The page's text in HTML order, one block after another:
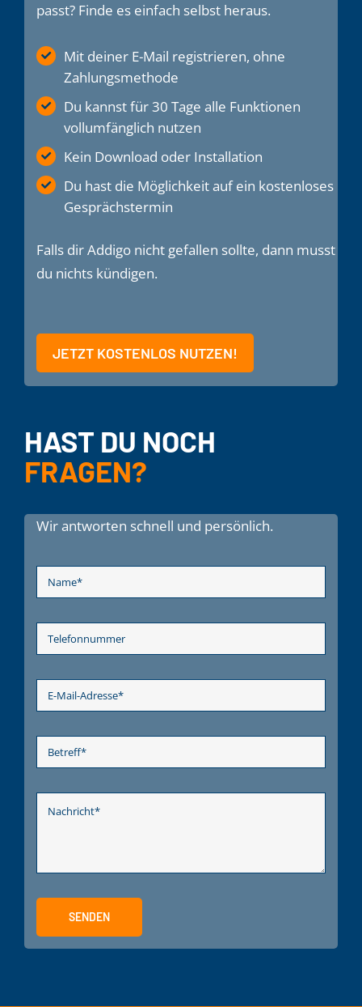
HAST DU NOCH
FRAGEN?
passt? Finde es einfach selbst heraus.
Mit deiner E-Mail registrieren, ohne
Zahlungsmethode
Du kannst für 30 Tage alle Funktionen
vollumfänglich nutzen
Kein Download oder Installation
Du hast die Möglichkeit auf ein kostenloses
Gesprächstermin
Falls dir Addigo nicht gefallen sollte, dann musst
du nichts kündigen.
JETZT KOSTENLOS NUTZEN!
Wir antworten schnell und persönlich.
SENDEN